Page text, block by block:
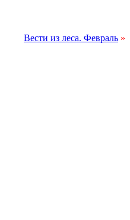
Вести из леса. Февраль »